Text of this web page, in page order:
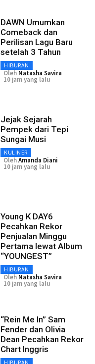
DAWN Umumkan
Comeback dan
Perilisan Lagu Baru
setelah 3 Tahun
HIBURAN
Oleh Natasha Savira
10 jam yang lalu
Jejak Sejarah
Pempek dari Tepi
Sungai Musi
KULINER
OlehAmanda Diani
10 jam yang lalu
Young K DAY6
Pecahkan Rekor
Penjualan Minggu
Pertama lewat Album
“YOUNGEST”
HIBURAN
Oleh Natasha Savira
10 jam yang lalu
“Rein Me In” Sam
Fender dan Olivia
Dean Pecahkan Rekor
Chart Inggris
HIBURAN